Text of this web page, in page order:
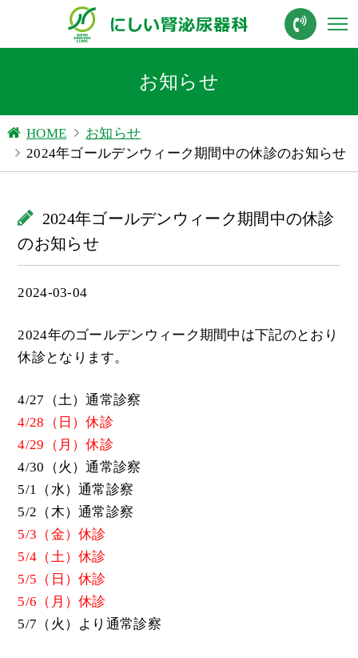
お知らせ
HOME
お知らせ
2024年ゴールデンウィーク期間中の休診のお知らせ
2024年ゴールデンウィーク期間中の休診
のお知らせ
2024-03-04
2024年のゴールデンウィーク期間中は下記のとおり
休診となります。
4/27（土）通常診察
4/28（日）休診
4/29（月）休診
4/30（火）通常診察
5/1（水）通常診察
5/2（木）通常診察
5/3（金）休診
5/4（土）休診
5/5（日）休診
5/6（月）休診
5/7（火）より通常診察